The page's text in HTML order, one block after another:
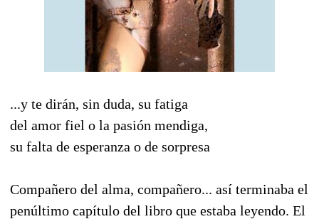
...y te dirán, sin duda, su fatiga
del amor fiel o la pasión mendiga,
su falta de esperanza o de sorpresa
Compañero del alma, compañero... así terminaba el
penúltimo capítulo del libro que estaba leyendo. El